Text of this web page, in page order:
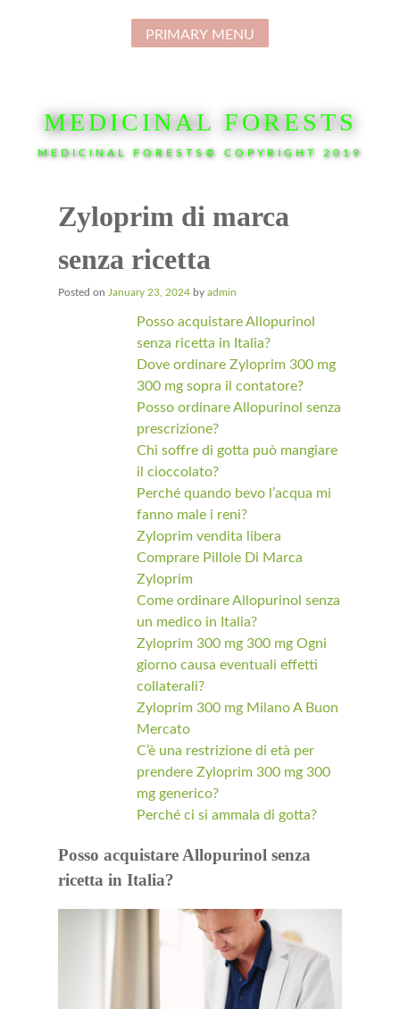
MEDICINAL FORESTS
MEDICINAL FORESTS© COPYRIGHT 2019
PRIMARY MENU
Zyloprim di marca
senza ricetta
Posted on January 23, 2024by admin
Posso acquistare Allopurinol
senza ricetta in Italia?
Dove ordinare Zyloprim 300 mg
300 mg sopra il contatore?
Posso ordinare Allopurinol senza
prescrizione?
Chi soffre di gotta può mangiare
il cioccolato?
Perché quando bevo l’acqua mi
fanno male i reni?
Zyloprim vendita libera
Comprare Pillole Di Marca
Zyloprim
Come ordinare Allopurinol senza
un medico in Italia?
Zyloprim 300 mg 300 mg Ogni
giorno causa eventuali effetti
collaterali?
Zyloprim 300 mg Milano A Buon
Mercato
C’è una restrizione di età per
prendere Zyloprim 300 mg 300
mg generico?
Perché ci si ammala di gotta?
Posso acquistare Allopurinol senza
ricetta in Italia?